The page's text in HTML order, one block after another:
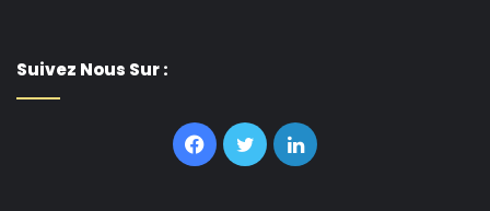
Suivez Nous Sur :
Facebook
TwitterLinkedin